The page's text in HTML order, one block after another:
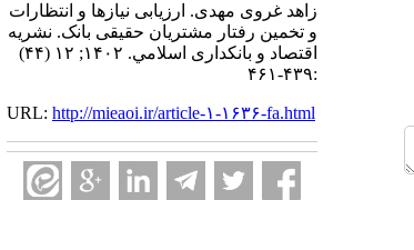
زاهد غروی مهدی. ارزیابی نیازها و انتظارات
و تخمین رفتار مشتریان حقیقی بانک. نشریه
اقتصاد و بانکداری اسلامي. ۱۴۰۲; ۱۲ (۴۴)
:۴۳۹-۴۶۱
URL: http://mieaoi.ir/article-۱-۱۶۳۶-fa.html